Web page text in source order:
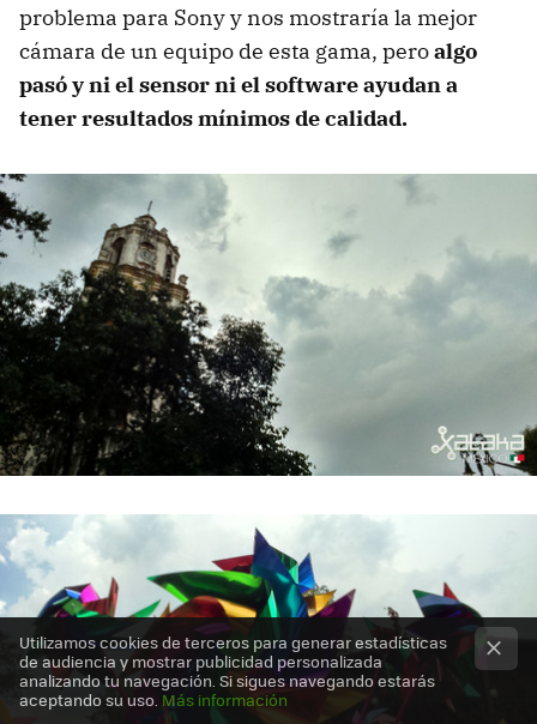
problema para Sony y nos mostraría la mejor
cámara de un equipo de esta gama, peroalgo
pasó y ni el sensor ni el software ayudan a
tener resultados mínimos de calidad.
Utilizamos cookies de terceros para generar estadísticas
de audiencia y mostrar publicidad personalizada
analizando tu navegación. Si sigues navegando estarás
aceptando su uso. Más información